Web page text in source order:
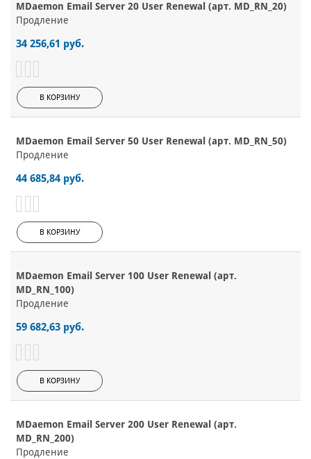
MDaemon Email Server 20 User Renewal (арт. MD_RN_20)
Продление
34 256,61 руб.
В КОРЗИНУ
MDaemon Email Server 50 User Renewal (арт. MD_RN_50)
Продление
44 685,84 руб.
В КОРЗИНУ
MDaemon Email Server 100 User Renewal (арт.
MD_RN_100)
Продление
59 682,63 руб.
В КОРЗИНУ
MDaemon Email Server 200 User Renewal (арт.
MD_RN_200)
Продление